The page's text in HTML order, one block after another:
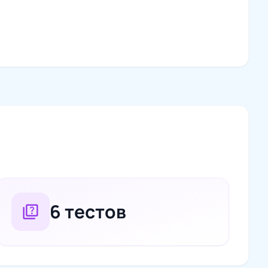
quiz 6 тестов